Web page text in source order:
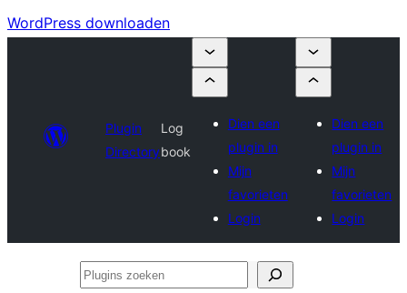
WordPress downloaden
Plugin
Directory
Log
book
Dien een
plugin in
Mijn
favorieten
Login
Dien een
plugin in
Mijn
favorieten
Login
Plugins